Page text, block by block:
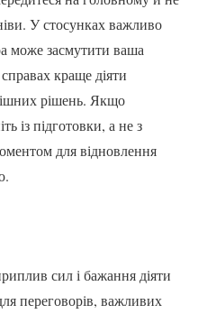
У стосунках важливо
може засмутити ваша
краще діяти
рішень. Якщо
із підготовки, а не з
для відновлення
сил і бажання діяти
переговорів, важливих